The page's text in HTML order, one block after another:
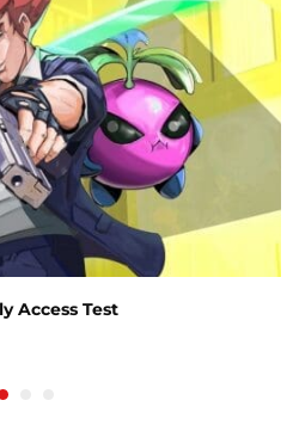
Access Test